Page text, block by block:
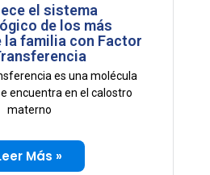
el sistema
de los más
la familia con Factor
es una molécula
encuentra en el calostro
materno
Más »